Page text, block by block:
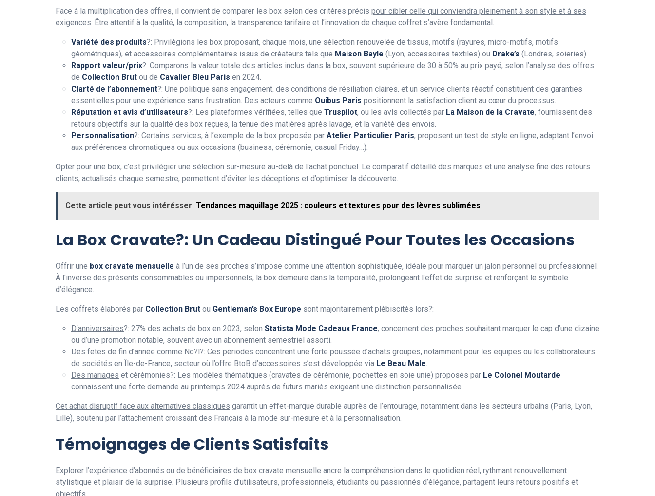
Face à la multiplication des offres, il convient de comparer les box selon des critères précis pour cibler celle qui conviendra pleinement à son style et à ses
exigences. Être attentif à la qualité, la composition, la transparence tarifaire et l’innovation de chaque coffret s’avère fondamental.
Variété des produits?: Privilégions les box proposant, chaque mois, une sélection renouvelée de tissus, motifs (rayures, micro-motifs, motifs
géométriques), et accessoires complémentaires issus de créateurs tels que Maison Bayle (Lyon, accessoires textiles) ou Drake’s (Londres, soieries).
Rapport valeur/prix?: Comparons la valeur totale des articles inclus dans la box, souvent supérieure de 30 à 50% au prix payé, selon l’analyse des offres
de Collection Brut ou de Cavalier Bleu Paris en 2024.
Clarté de l’abonnement?: Une politique sans engagement, des conditions de résiliation claires, et un service clients réactif constituent des garanties
essentielles pour une expérience sans frustration. Des acteurs comme Ouibus Paris positionnent la satisfaction client au cœur du processus.
Réputation et avis d’utilisateurs?: Les plateformes vérifiées, telles que Truspilot, ou les avis collectés par La Maison de la Cravate, fournissent des
retours objectifs sur la qualité des box reçues, la tenue des matières après lavage, et la variété des envois.
Personnalisation?: Certains services, à l’exemple de la box proposée par Atelier Particulier Paris, proposent un test de style en ligne, adaptant l’envoi
aux préférences chromatiques ou aux occasions (business, cérémonie, casual Friday…).
Opter pour une box, c’est privilégier une sélection sur-mesure au-delà de l’achat ponctuel. Le comparatif détaillé des marques et une analyse fine des retours
clients, actualisés chaque semestre, permettent d’éviter les déceptions et d’optimiser la découverte.
Cette article peut vous intérésser Tendances maquillage 2025 : couleurs et textures pour des lèvres sublimées
La Box Cravate?: Un Cadeau Distingué Pour Toutes les Occasions
Offrir une box cravate mensuelle à l’un de ses proches s’impose comme une attention sophistiquée, idéale pour marquer un jalon personnel ou professionnel.
À l’inverse des présents consommables ou impersonnels, la box demeure dans la temporalité, prolongeant l’effet de surprise et renforçant le symbole
d’élégance.
Les coffrets élaborés par Collection Brut ou Gentleman’s Box Europe sont majoritairement plébiscités lors?:
D’anniversaires?: 27% des achats de box en 2023, selon Statista Mode Cadeaux France, concernent des proches souhaitant marquer le cap d’une dizaine
ou d’une promotion notable, souvent avec un abonnement semestriel assorti.
Des fêtes de fin d’année comme No?l?: Ces périodes concentrent une forte poussée d’achats groupés, notamment pour les équipes ou les collaborateurs
de sociétés en Île-de-France, secteur où l’offre BtoB d’accessoires s’est développée via Le Beau Male.
Des mariages et cérémonies?: Les modèles thématiques (cravates de cérémonie, pochettes en soie unie) proposés par Le Colonel Moutarde
connaissent une forte demande au printemps 2024 auprès de futurs mariés exigeant une distinction personnalisée.
Cet achat disruptif face aux alternatives classiques garantit un effet-marque durable auprès de l’entourage, notamment dans les secteurs urbains (Paris, Lyon,
Lille), soutenu par l’attachement croissant des Français à la mode sur-mesure et à la personnalisation.
Témoignages de Clients Satisfaits
Explorer l’expérience d’abonnés ou de bénéficiaires de box cravate mensuelle ancre la compréhension dans le quotidien réel, rythmant renouvellement
stylistique et plaisir de la surprise. Plusieurs profils d’utilisateurs, professionnels, étudiants ou passionnés d’élégance, partagent leurs retours positifs et
objectifs.